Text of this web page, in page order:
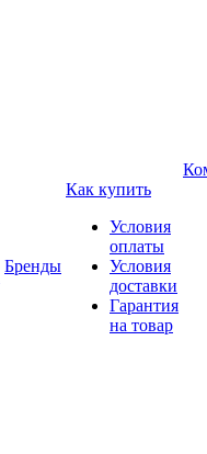
Бренды
Как купить
Условия
оплаты
Условия
доставки
Гарантия
на товар